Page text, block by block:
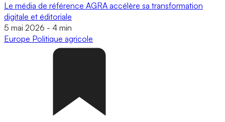
Le média de référence AGRA accélère sa transformation
digitale et éditoriale
5 mai 2026 - 4 min
Europe Politique agricole